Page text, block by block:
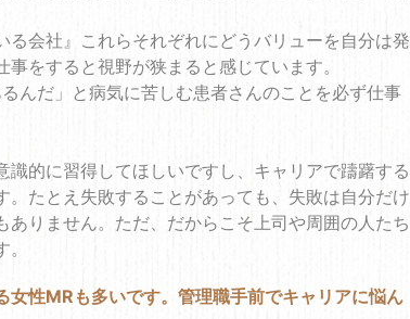
会社』これらそれぞれにどうバリューを自分は発
をすると視野が狭まると感じています。
んだ」と病気に苦しむ患者さんのことを必ず仕事
的に習得してほしいですし、キャリアで躊躇する
たとえ失敗することがあっても、失敗は自分だけ
りません。ただ、だからこそ上司や周囲の人たち
性MRも多いです。管理職手前でキャリアに悩ん